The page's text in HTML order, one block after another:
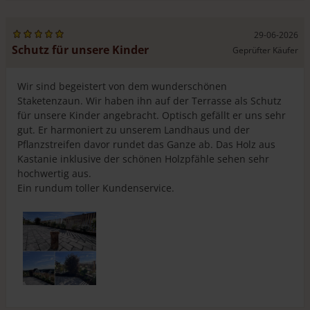
Latte ganz einfach selbst austauschen. In
diesem Video
zeigen wir Ihnen, wie es geht.
einzelnen Zaunlatten gemeint, gemessen ab der ersten
Umwicklung mit dem Eisendraht bis zur letzten
Umwicklung vor der nächsten Zaunlatte. Weil es sich bei
den Staketenzäunen um natürlich geformte Latten
handelt, ist der Abstand nicht immer genau der gleiche.
4 cm gemessen ab der
ersten Umwicklung mit
dem Eisendraht bis zur
Schutz für unsere Kinder Geprüfter Käufer
29-06-2026
Wir sind begeistert von dem wunderschönen
Staketenzaun. Wir haben ihn auf der Terrasse als Schutz
für unsere Kinder angebracht. Optisch gefällt er uns sehr
gut. Er harmoniert zu unserem Landhaus und der
Pflanzstreifen davor rundet das Ganze ab. Das Holz aus
Kastanie inklusive der schönen Holzpfähle sehen sehr
hochwertig aus.
Ein rundum toller Kundenservice.